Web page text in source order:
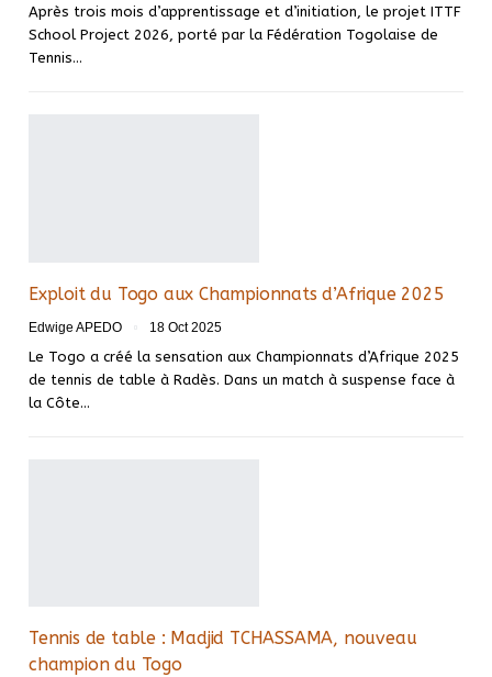
Après trois mois d’apprentissage et d’initiation, le projet ITTF
School Project 2026, porté par la Fédération Togolaise de
Tennis…
Exploit du Togo aux Championnats d’Afrique 2025
Edwige APEDO 18 Oct 2025
Le Togo a créé la sensation aux Championnats d’Afrique 2025
de tennis de table à Radès. Dans un match à suspense face à
la Côte…
Tennis de table : Madjid TCHASSAMA, nouveau
champion du Togo